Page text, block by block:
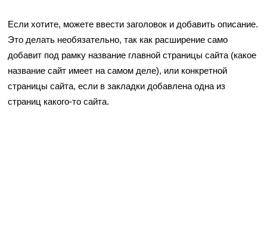
Если хотите, можете ввести заголовок и добавить описание.
Это делать необязательно, так как расширение само
добавит под рамку название главной страницы сайта (какое
название сайт имеет на самом деле), или конкретной
страницы сайта, если в закладки добавлена одна из
страниц какого-то сайта.